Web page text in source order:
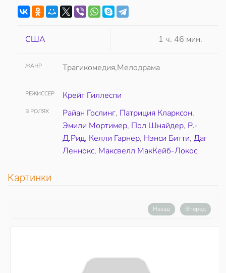
США 1 ч. 46 мин.
ЖАНР Трагикомедия,Мелодрама
РЕЖИССЕР Крейг Гиллеспи
В РОЛЯХ Райан Гослинг, Патриция Кларксон,
Эмили Мортимер, Пол Шнайдер, Р.-
Д.Рид, Келли Гарнер, Нэнси Битти, Даг
Леннокс, Максвелл МакКейб-Локос
Картинки
Назад Вперед